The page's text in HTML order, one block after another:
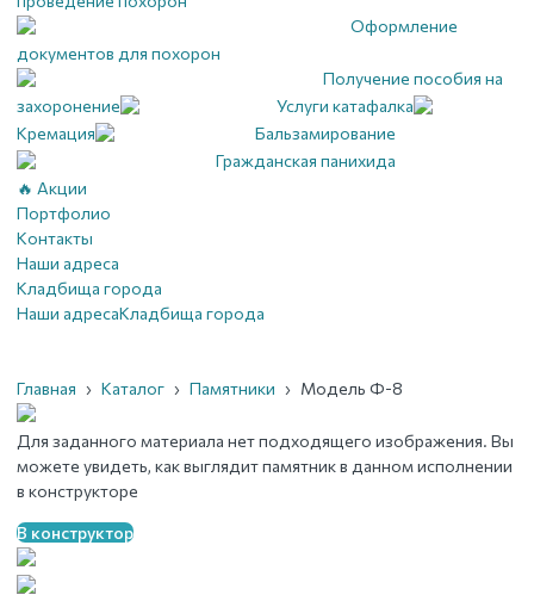
Оформление
документов для похорон
Получение пособия на
захоронение
Услуги катафалка
Кремация
Бальзамирование
Гражданская панихида
🔥 Акции
Портфолио
Контакты
Наши адреса
Кладбища города
Наши адресаКладбища города
Главная › Каталог › Памятники › Модель Ф-8
Для заданного материала нет подходящего изображения. Вы
можете увидеть, как выглядит памятник в данном исполнении
в конструкторе
В конструктор